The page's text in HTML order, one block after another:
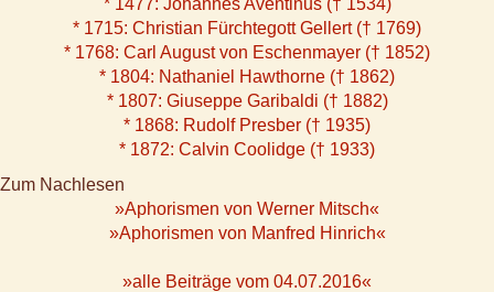
* 1477: Johannes Aventinus († 1534)
* 1715: Christian Fürchtegott Gellert († 1769)
* 1768: Carl August von Eschenmayer († 1852)
* 1804: Nathaniel Hawthorne († 1862)
* 1807: Giuseppe Garibaldi († 1882)
* 1868: Rudolf Presber († 1935)
* 1872: Calvin Coolidge († 1933)
Zum Nachlesen
»Aphorismen von Werner Mitsch«
»Aphorismen von Manfred Hinrich«
»alle Beiträge vom 04.07.2016«